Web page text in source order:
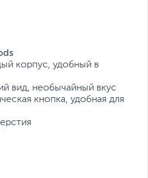
корпус, удобный в
вид, необычайный вкус
кнопка, удобная для